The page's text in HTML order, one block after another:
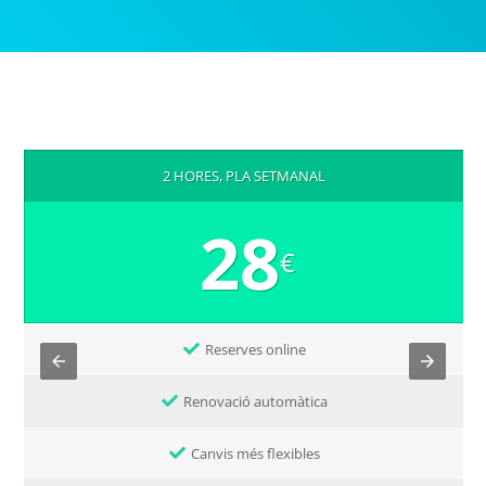
2 HORES, PLA SETMANAL
28€
Reserves online
Renovació automàtica
Canvis més flexibles